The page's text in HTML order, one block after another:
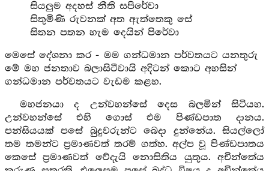
සියලුම අදහස් නීති සපිරේවා
සිතුමිණි රුවනක් අත ඇත්තෙකු සේ
සිතන පතන හැම දෙයින් පිරේවා
මෙසේ දේශනා කර - මම ගන්ධමාන පර්වතයට යනතුරු
මේ මහ ජනතාව බලාසිටීවායි අදිටන් කොට අහසින්
ගන්ධමාන පර්වතයට වැඩම කළහ.
මහජනයා ද උන්වහන්සේ දෙස බලමින් සිටියහ.
උන්වහන්සේ එහි ගොස් එම පිණ්ඩපාත දානය.
පන්සියයක් පසේ බුදුවරුන්ට බෙදා දුන්නේය. සියල්ලෝ
තම තමන්ට ප්‍රමාණවත් තරම් ගත්හ. අල්ප වූ පිණ්ඩපාතය
කෙසේ ප්‍රමාණවත් වේදැයි නොසිතිය යුතුය. අචින්තේය